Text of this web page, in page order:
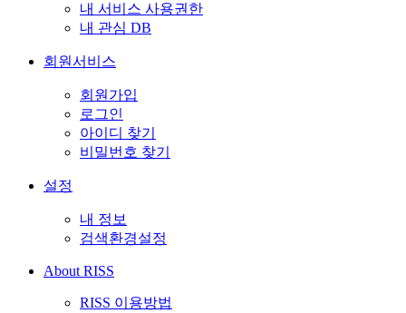
내 서비스 사용권한
내 관심 DB
회원서비스
회원가입
로그인
아이디 찾기
비밀번호 찾기
설정
내 정보
검색환경설정
About RISS
RISS 이용방법